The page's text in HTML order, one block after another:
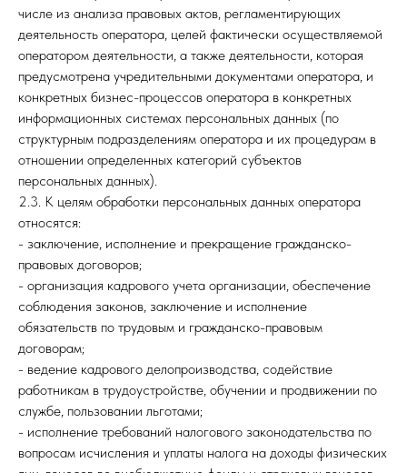
числе из анализа правовых актов, регламентирующих
деятельность оператора, целей фактически осуществляемой
оператором деятельности, а также деятельности, которая
предусмотрена учредительными документами оператора, и
конкретных бизнес-процессов оператора в конкретных
информационных системах персональных данных (по
структурным подразделениям оператора и их процедурам в
отношении определенных категорий субъектов
персональных данных).
2.3. К целям обработки персональных данных оператора
относятся:
- заключение, исполнение и прекращение гражданско-
правовых договоров;
- организация кадрового учета организации, обеспечение
соблюдения законов, заключение и исполнение
обязательств по трудовым и гражданско-правовым
договорам;
- ведение кадрового делопроизводства, содействие
работникам в трудоустройстве, обучении и продвижении по
службе, пользовании льготами;
- исполнение требований налогового законодательства по
вопросам исчисления и уплаты налога на доходы физических